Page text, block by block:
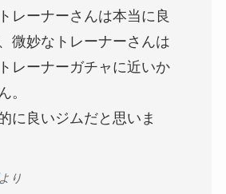
レーナーさんは本当に良
微妙なトレーナーさんは
レーナーガチャに近いか
。
に良いジムだと思いま
り